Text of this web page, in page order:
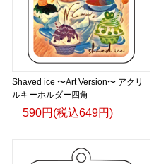
Shaved ice 〜Art Version〜 アクリ
ルキーホルダー四角
590円(税込649円)